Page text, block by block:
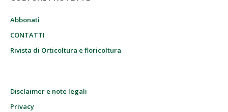
Abbonati
CONTATTI
Rivista di Orticoltura e floricoltura
Disclaimer e note legali
Privacy